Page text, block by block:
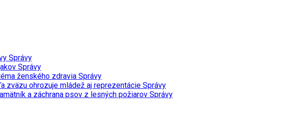
Správy
Správy
ženského zdravia Správy
zväzu ohrozuje mládež aj reprezentácie Správy
a záchrana psov z lesných požiarov Správy